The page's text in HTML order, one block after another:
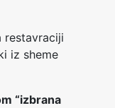
restavraciji
iz sheme
“izbrana